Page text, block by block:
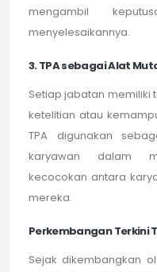
mengambil
menyelesaikannya.
3. TPA sebagai Alat
Setiap jabatan memiliki
ketelitian atau
TPA digunakan
karyawan dalam
kecocokan antara
mereka.
Perkembangan Terkini
Sejak dikembangkan